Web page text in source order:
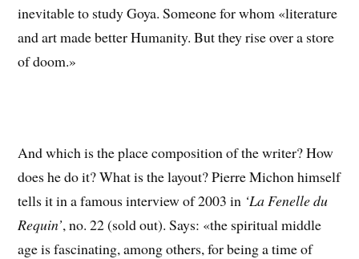
inevitable to study Goya. Someone for whom «literature
and art made better Humanity. But they rise over a store
of doom.»
And which is the place composition of the writer? How
does he do it? What is the layout? Pierre Michon himself
tells it in a famous interview of 2003 in ‘La Fenelle du
Requin’, no. 22 (sold out). Says: «the spiritual middle
age is fascinating, among others, for being a time of